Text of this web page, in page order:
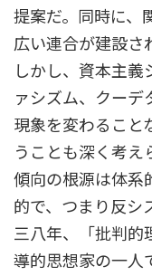
提案だ。同時に、
広い連合が建設さ
しかし、資本主義
ァシズム、クーデ
現象を変わること
うことも深く考え
傾向の根源は体系
的で、つまり反シ
三八年、「批判的
導的思想家の一人